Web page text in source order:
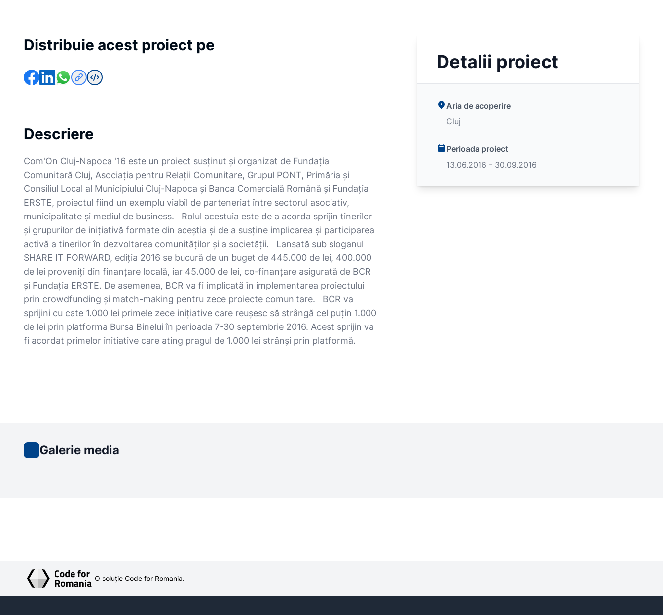
Distribuie acest proiect pe
Descriere
Com'On Cluj-Napoca '16 este un proiect susținut și organizat de Fundația
Comunitară Cluj, Asociația pentru Relații Comunitare, Grupul PONT, Primăria și
Consiliul Local al Municipiului Cluj-Napoca și Banca Comercială Română și Fundația
ERSTE, proiectul fiind un exemplu viabil de parteneriat între sectorul asociativ,
municipalitate și mediul de business. Rolul acestuia este de a acorda sprijin tinerilor
și grupurilor de inițiativă formate din aceștia și de a susține implicarea și participarea
activă a tinerilor în dezvoltarea comunităților și a societății. Lansată sub sloganul
SHARE IT FORWARD, ediția 2016 se bucură de un buget de 445.000 de lei, 400.000
de lei proveniți din finanțare locală, iar 45.000 de lei, co-finanțare asigurată de BCR
și Fundația ERSTE. De asemenea, BCR va fi implicată în implementarea proiectului
prin crowdfunding și match-making pentru zece proiecte comunitare. BCR va
sprijini cu cate 1.000 lei primele zece inițiative care reușesc să strângă cel puțin 1.000
de lei prin platforma Bursa Binelui în perioada 7-30 septembrie 2016. Acest sprijin va
fi acordat primelor initiative care ating pragul de 1.000 lei strânși prin platformă.
Detalii proiect
Aria de acoperire
Cluj
Perioada proiect
13.06.2016 - 30.09.2016
Galerie media
O soluție Code for Romania.